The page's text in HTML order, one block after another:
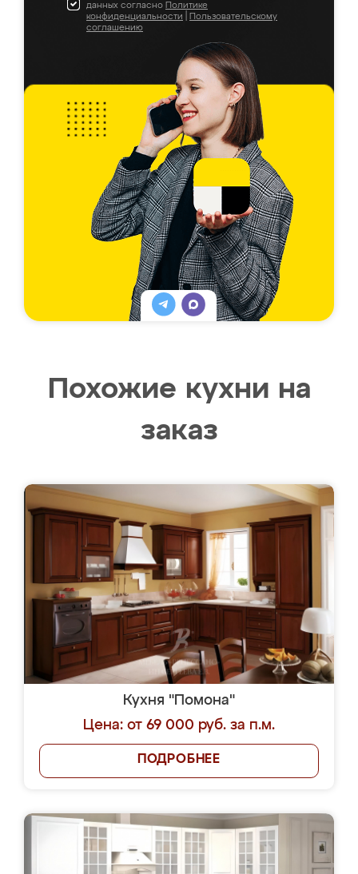
данных согласно Политике
конфиденциальности
Пользовательскому
соглашению
Похожие кухни на
заказ
Кухня "Помона"
Цена: от 69 000 руб. за п.м.
ПОДРОБНЕЕ